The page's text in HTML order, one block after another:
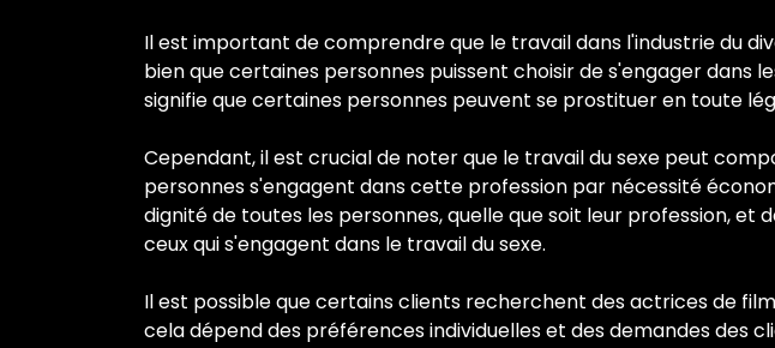
Il est important de comprendre que le travail dans l'industrie du
bien que certaines personnes puissent choisir de s'engager dans
signifie que certaines personnes peuvent se prostituer en toute
Cependant, il est crucial de noter que le travail du sexe peut
personnes s'engagent dans cette profession par nécessité
dignité de toutes les personnes, quelle que soit leur profession,
ceux qui s'engagent dans le travail du sexe.
Il est possible que certains clients recherchent des actrices de
cela dépend des préférences individuelles et des demandes des